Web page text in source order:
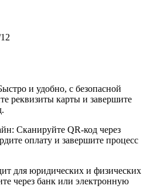
и удобно, с безопасной
реквизиты карты и завершите
Сканируйте QR-код через
оплату и завершите процесс
для юридических и физических
через банк или электронную